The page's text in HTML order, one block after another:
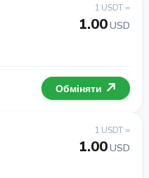
1 USDT =
1.00USD
Обміняти
1 USDT =
1.00USD